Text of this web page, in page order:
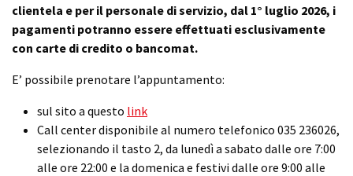
clientela e per il personale di servizio, dal 1° luglio 2026, i
pagamenti potranno essere effettuati esclusivamente
con carte di credito o bancomat.
E’ possibile prenotare l’appuntamento:
sul sito a questo link
Call center disponibile al numero telefonico 035 236026,
selezionando il tasto 2, da lunedì a sabato dalle ore 7:00
alle ore 22:00 e la domenica e festivi dalle ore 9:00 alle